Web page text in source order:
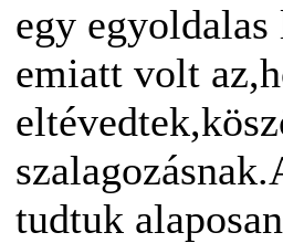
egy egyoldalas
emiatt volt
tudtuk